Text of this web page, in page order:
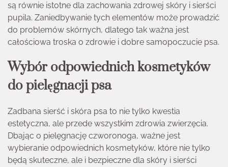
są równie istotne dla zachowania zdrowej skóry i sierści
pupila. Zaniedbywanie tych elementów może prowadzić
do problemów skórnych, dlatego tak ważna jest
całościowa troska o zdrowie i dobre samopoczucie psa.
Wybór odpowiednich kosmetyków
do pielęgnacji psa
Zadbana sierść i skóra psa to nie tylko kwestia
estetyczna, ale przede wszystkim zdrowia zwierzęcia.
Dbając o pielęgnację czworonoga, ważne jest
wybieranie odpowiednich kosmetyków, które nie tylko
będą skuteczne, ale i bezpieczne dla skóry i sierści